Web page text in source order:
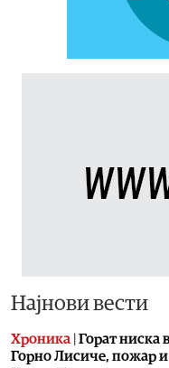
Најнови вести
Хроника Горат ниска
Горно Лисиче, пожар и